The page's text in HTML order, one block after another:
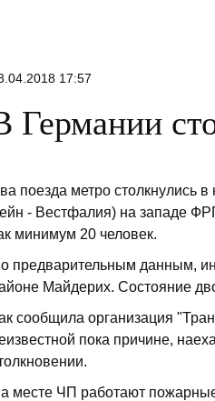
17:57
Германии
поезда метро столкнулись
- Вестфалия) на западе
минимум 20 человек.
предварительным данным,
Майдерих. Состояние
сообщила организация
пока причине,
месте ЧП работают